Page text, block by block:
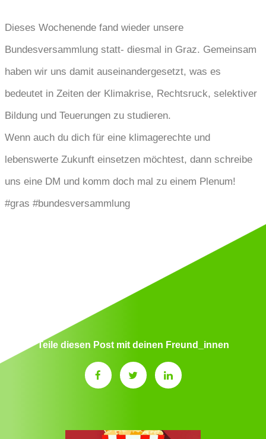
Dieses Wochenende fand wieder unsere
Bundesversammlung statt- diesmal in Graz. Gemeinsam
haben wir uns damit auseinandergesetzt, was es
bedeutet in Zeiten der Klimakrise, Rechtsruck, selektiver
Bildung und Teuerungen zu studieren.
Wenn auch du dich für eine klimagerechte und
lebenswerte Zukunft einsetzen möchtest, dann schreibe
uns eine DM und komm doch mal zu einem Plenum!
#gras #bundesversammlung
Teile diesen Post mit deinen Freund_innen